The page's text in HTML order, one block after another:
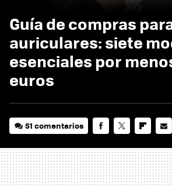
Guía de compras
auriculares: siete
esenciales por
euros
51 comentarios